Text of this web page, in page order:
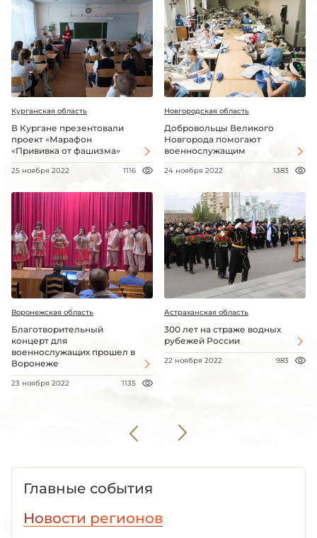
Курганская область
В Кургане презентовали
проект «Марафон
«Прививка от фашизма»
25 ноября 2022 1116
Новгородская область
Добровольцы Великого
Новгорода помогают
военнослужащим
24 ноября 2022 1383
Воронежская область
Благотворительный
концерт для
военнослужащих прошел в
Воронеже
23 ноября 2022 1135
Астраханская область
300 лет на страже водных
рубежей России
22 ноября 2022 983
Главные события
Новости регионов